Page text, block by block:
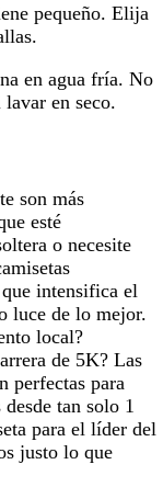
pequeño. Elija
en agua fría. No
en seco.
son más
esté
o necesite
intensifica el
luce de lo mejor.
local?
de 5K? Las
perfectas para
tan solo 1
para el líder del
justo lo que